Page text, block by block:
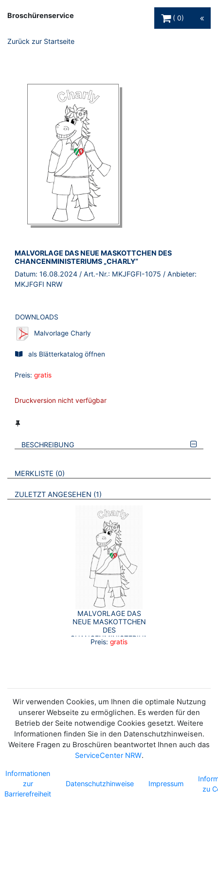
Broschürenservice
0
Zurück zur Startseite
BROSCHÜRE:
MALVORLAGE DAS NEUE MASKOTTCHEN DES
CHANCENMINISTERIUMS „CHARLY“
Datum: 16.08.2024 / Art.-Nr.: MKJFGFI-1075 / Anbieter:
MKJFGFI NRW
DOWNLOADS
Malvorlage Charly
als Blätterkatalog öffnen
Preis: gratis
Druckversion nicht verfügbar
BESCHREIBUNG
VERWEISE AUF VERMERKTE- ODER ZULETZT ANGESEHENE
MERKLISTE 0 BROSCHÜREN
ZULETZT ANGESEHEN 1 BROSCHÜREN
MALVORLAGE DAS
NEUE MASKOTTCHEN
DES
CHANCENMINISTERIUMS
„CHARLY“
Preis: gratis
Wir verwenden Cookies, um Ihnen die optimale Nutzung
unserer Webseite zu ermöglichen. Es werden für den
Betrieb der Seite notwendige Cookies gesetzt. Weitere
Informationen finden Sie in den Datenschutzhinweisen.
Weitere Fragen zu Broschüren beantwortet Ihnen auch das
ServiceCenter NRW.
Informationen
zur
Barrierefreiheit
Datenschutzhinweise Impressum
zu